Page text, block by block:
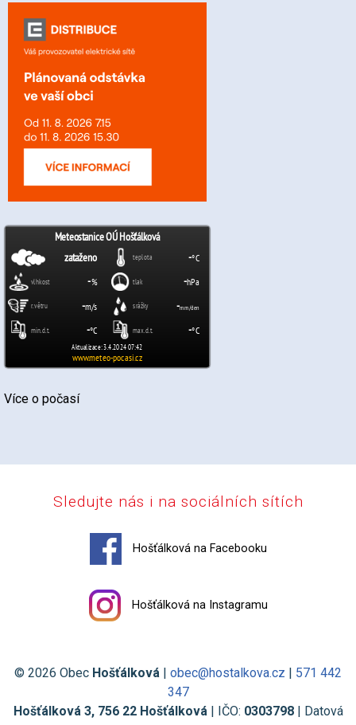
Více o počasí
Sledujte nás i na sociálních sítích
Hošťálková na Facebooku
Hošťálková na Instagramu
© 2026 Obec Hošťálková | obec@hostalkova.cz | 571 442
347
Hošťálková 3, 756 22 Hošťálková| IČO: 0303798| Datová